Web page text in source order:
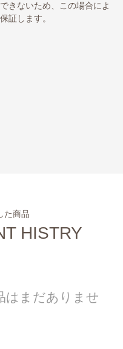
きないため、この場合によ
証します。
た商品
HISTRY
はまだありませ